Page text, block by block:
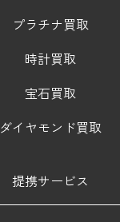
プラチナ買取
時計買取
宝石買取
ダイヤモンド買取
提携サービス